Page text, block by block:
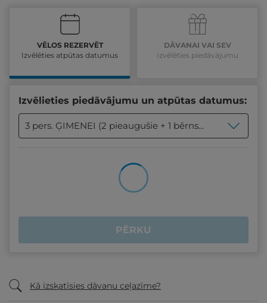
VĒLOS REZERVĒT
Izvēlēties atpūtas datumus
DĀVANAI VAI SEV
Izvēlēties piedāvājumu
Izvēlieties piedāvājumu un atpūtas datumus:
3 pers. ĢIMENEI (2 pieaugušie + 1 bērns no 4 līdz 14 gadu vecumam)
PĒRKU
Kā izskatīsies dāvanu ceļazīme?